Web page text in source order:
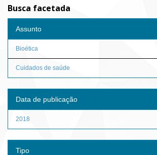
Busca facetada
Assunto
Bioética
Cuidados de saúde
Data de publicação
2018
Tipo